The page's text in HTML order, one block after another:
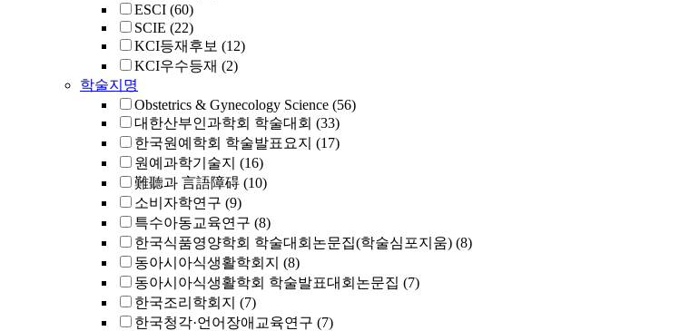
ESCI (60)
SCIE (22)
KCI등재후보 (12)
KCI우수등재 (2)
학술지명
Obstetrics & Gynecology Science (56)
대한산부인과학회 학술대회 (33)
한국원예학회 학술발표요지 (17)
원예과학기술지 (16)
難聽과 言語障碍 (10)
소비자학연구 (9)
특수아동교육연구 (8)
한국식품영양학회 학술대회논문집(학술심포지움) (8)
동아시아식생활학회지 (8)
동아시아식생활학회 학술발표대회논문집 (7)
한국조리학회지 (7)
한국청각·언어장애교육연구 (7)